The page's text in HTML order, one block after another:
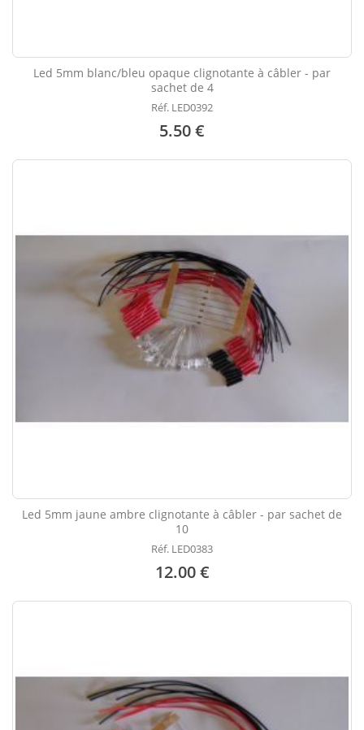
Led 5mm blanc/bleu opaque clignotante à câbler - par
sachet de 4
Réf. LED0392
5.50 €
Led 5mm jaune ambre clignotante à câbler - par sachet de
10
Réf. LED0383
12.00 €